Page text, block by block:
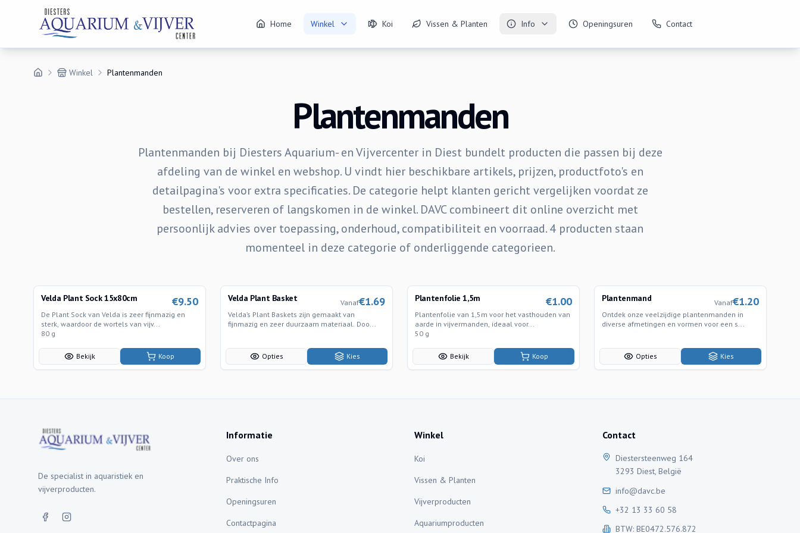
Home Winkel Koi Vissen & Planten Info Openingsuren Contact
Winkel Plantenmanden
Plantenmanden
Plantenmanden bij Diesters Aquarium- en Vijvercenter in Diest bundelt producten die passen bij deze
afdeling van de winkel en webshop. U vindt hier beschikbare artikels, prijzen, productfoto's en
detailpagina's voor extra specificaties. De categorie helpt klanten gericht vergelijken voordat ze
bestellen, reserveren of langskomen in de winkel. DAVC combineert dit online overzicht met
persoonlijk advies over toepassing, onderhoud, compatibiliteit en voorraad. 4 producten staan
momenteel in deze categorie of onderliggende categorieen.
Velda Plant Sock 15x80cm €9.50
De Plant Sock van Velda is zeer fijnmazig en
sterk, waardoor de wortels van vijv...
80 g
Bekijk Koop
Velda Plant Basket Vanaf€1.69
Velda’s Plant Baskets zijn gemaakt van
fijnmazig en zeer duurzaam materiaal. Doo...
Opties Kies
Plantenfolie 1,5m €1.00
Plantenfolie van 1,5m voor het vasthouden van
aarde in vijvermanden, ideaal voor...
50 g
Bekijk Koop
Plantenmand Vanaf€1.20
Ontdek onze veelzijdige plantenmanden in
diverse afmetingen en vormen voor een s...
Opties Kies
De specialist in aquaristiek en
vijverproducten.
Informatie
Over ons
Praktische Info
Openingsuren
Contactpagina
Winkel
Koi
Vissen & Planten
Vijverproducten
Aquariumproducten
Contact
Diestersteenweg 164
3293 Diest, België
info@davc.be
+32 13 33 60 58
BTW: BE0472.576.872